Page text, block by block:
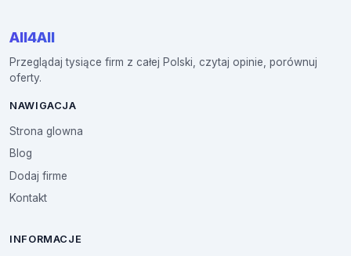
All4All
Przeglądaj tysiące firm z całej Polski, czytaj opinie, porównuj
oferty.
NAWIGACJA
Strona glowna
Blog
Dodaj firme
Kontakt
INFORMACJE